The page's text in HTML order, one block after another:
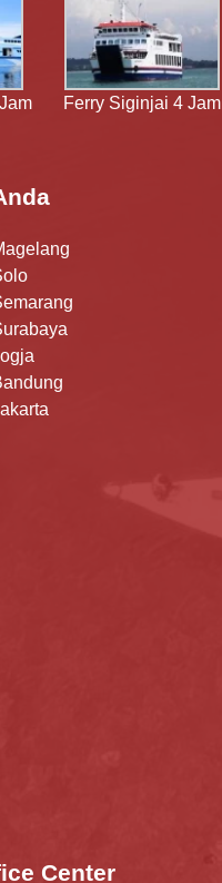
Ferry Siginjai 4 Jam
Center